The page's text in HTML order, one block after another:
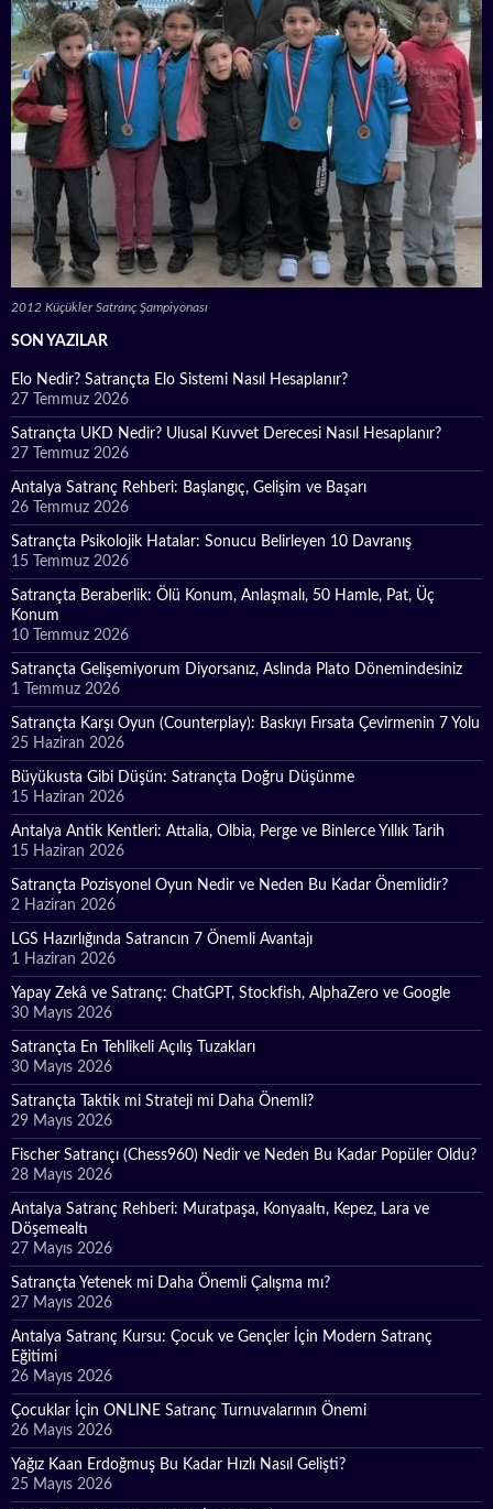
2012 Küçükler Satranç Şampiyonası
SON YAZILAR
Elo Nedir? Satrançta Elo Sistemi Nasıl Hesaplanır?
27 Temmuz 2026
Satrançta UKD Nedir? Ulusal Kuvvet Derecesi Nasıl Hesaplanır?
27 Temmuz 2026
Antalya Satranç Rehberi: Başlangıç, Gelişim ve Başarı
26 Temmuz 2026
Satrançta Psikolojik Hatalar: Sonucu Belirleyen 10 Davranış
15 Temmuz 2026
Satrançta Beraberlik: Ölü Konum, Anlaşmalı, 50 Hamle, Pat, Üç
Konum
10 Temmuz 2026
Satrançta Gelişemiyorum Diyorsanız, Aslında Plato Dönemindesiniz
1 Temmuz 2026
Satrançta Karşı Oyun (Counterplay): Baskıyı Fırsata Çevirmenin 7 Yolu
25 Haziran 2026
Büyükusta Gibi Düşün: Satrançta Doğru Düşünme
15 Haziran 2026
Antalya Antik Kentleri: Attalia, Olbia, Perge ve Binlerce Yıllık Tarih
15 Haziran 2026
Satrançta Pozisyonel Oyun Nedir ve Neden Bu Kadar Önemlidir?
2 Haziran 2026
LGS Hazırlığında Satrancın 7 Önemli Avantajı
1 Haziran 2026
Yapay Zekâ ve Satranç: ChatGPT, Stockfish, AlphaZero ve Google
30 Mayıs 2026
Satrançta En Tehlikeli Açılış Tuzakları
30 Mayıs 2026
Satrançta Taktik mi Strateji mi Daha Önemli?
29 Mayıs 2026
Fischer Satrançı (Chess960) Nedir ve Neden Bu Kadar Popüler Oldu?
28 Mayıs 2026
Antalya Satranç Rehberi: Muratpaşa, Konyaaltı, Kepez, Lara ve
Döşemealtı
27 Mayıs 2026
Satrançta Yetenek mi Daha Önemli Çalışma mı?
27 Mayıs 2026
Antalya Satranç Kursu: Çocuk ve Gençler İçin Modern Satranç
Eğitimi
26 Mayıs 2026
Çocuklar İçin ONLINE Satranç Turnuvalarının Önemi
26 Mayıs 2026
Yağız Kaan Erdoğmuş Bu Kadar Hızlı Nasıl Gelişti?
25 Mayıs 2026